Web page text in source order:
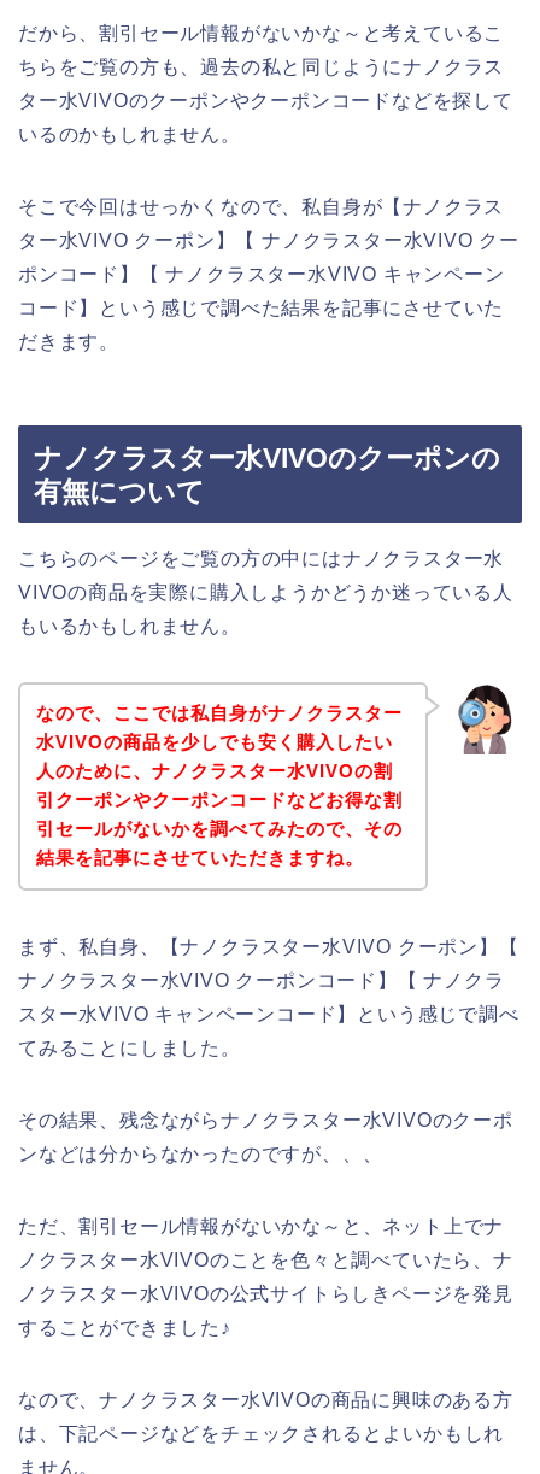
だから、割引セール情報がないかな～と考えているこ
ちらをご覧の方も、過去の私と同じようにナノクラス
ター水VIVOのクーポンやクーポンコードなどを探して
いるのかもしれません。
そこで今回はせっかくなので、私自身が【ナノクラス
ター水VIVO クーポン】【 ナノクラスター水VIVO クー
ポンコード】【 ナノクラスター水VIVO キャンペーン
コード】という感じで調べた結果を記事にさせていた
だきます。
ナノクラスター水VIVOのクーポンの
有無について
こちらのページをご覧の方の中にはナノクラスター水
VIVOの商品を実際に購入しようかどうか迷っている人
もいるかもしれません。
なので、ここでは私自身がナノクラスター
水VIVOの商品を少しでも安く購入したい
人のために、ナノクラスター水VIVOの割
引クーポンやクーポンコードなどお得な割
引セールがないかを調べてみたので、その
結果を記事にさせていただきますね。
まず、私自身、【ナノクラスター水VIVO クーポン】【
ナノクラスター水VIVO クーポンコード】【 ナノクラ
スター水VIVO キャンペーンコード】という感じで調べ
てみることにしました。
その結果、残念ながらナノクラスター水VIVOのクーポ
ンなどは分からなかったのですが、、、
ただ、割引セール情報がないかな～と、ネット上でナ
ノクラスター水VIVOのことを色々と調べていたら、ナ
ノクラスター水VIVOの公式サイトらしきページを発見
することができました♪
なので、ナノクラスター水VIVOの商品に興味のある方
は、下記ページなどをチェックされるとよいかもしれ
ません。